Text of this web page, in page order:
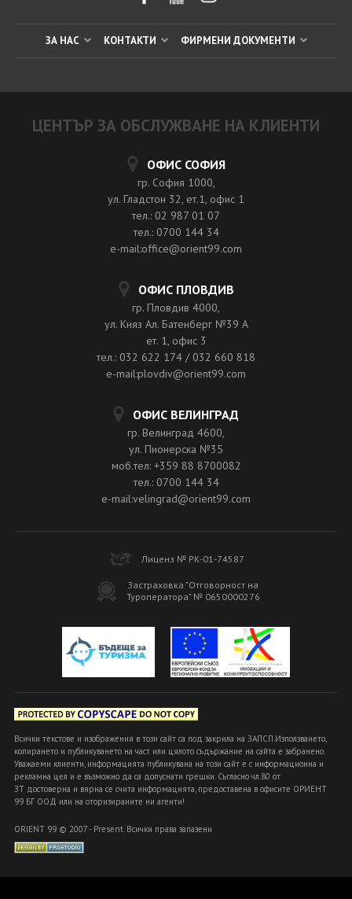
ЗА НАС КОНТАКТИ ФИРМЕНИ ДОКУМЕНТИ
ЦЕНТЪР ЗА ОБСЛУЖВАНЕ НА КЛИЕНТИ
ОФИС СОФИЯ
гр. София 1000,
ул. Гладстон 32, ет.1, офис 1
тел.: 02 987 01 07
тел.: 0700 144 34
e-mail:office@orient99.com
ОФИС ПЛОВДИВ
гр. Пловдив 4000,
ул. Княз Ал. Батенберг №39 A
ет. 1, офис 3
тел.: 032 622 174 / 032 660 818
e-mail:plovdiv@orient99.com
ОФИС ВЕЛИНГРАД
гр. Велинград 4600,
ул. Пионерска №35
моб.тел: +359 88 8700082
тел.: 0700 144 34
e-mail:velingrad@orient99.com
Лиценз № РК-01-74587
Застраховка "Отговорност на
Туроператора" № 0650000276
Всички текстове и изображения в този сайт са под закрила на ЗАПСП.Използването,
копирането и публикуването на част или цялото съдържание на сайта е забранено.
Уважаеми клиенти, информацията публикувана на този сайт е с информационна и
рекламна цел и е възможно да са допуснати грешки. Съгласно чл.80 от
ЗТ достоверна и вярна се счита информацията, предоставена в офисите ОРИЕНТ
99 БГ ООД или на оторизираните ни агенти!
ORIENT 99 © 2007 - Present. Всички права запазени